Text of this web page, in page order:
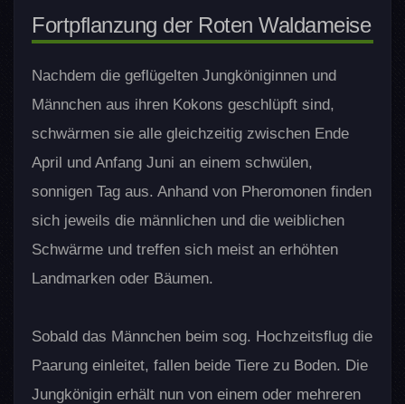
Fortpflanzung der Roten Waldameise
Nachdem die geflügelten Jungköniginnen und
Männchen aus ihren Kokons geschlüpft sind,
schwärmen sie alle gleichzeitig zwischen Ende
April und Anfang Juni an einem schwülen,
sonnigen Tag aus. Anhand von Pheromonen finden
sich jeweils die männlichen und die weiblichen
Schwärme und treffen sich meist an erhöhten
Landmarken oder Bäumen.
Sobald das Männchen beim sog. Hochzeitsflug die
Paarung einleitet, fallen beide Tiere zu Boden. Die
Jungkönigin erhält nun von einem oder mehreren